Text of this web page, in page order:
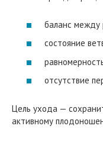
баланс между
состояние
отсутствие
Цель ухода —
активному